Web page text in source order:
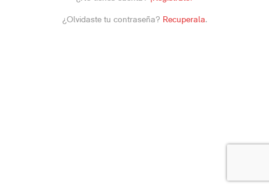
¿Olvidaste tu contraseña? Recuperala.